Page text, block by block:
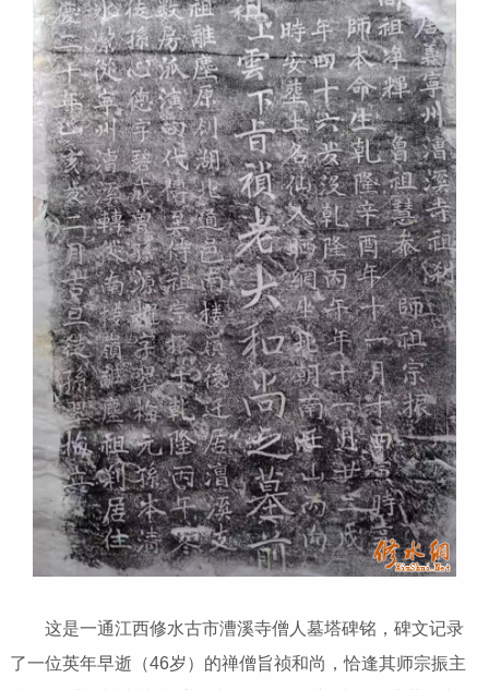
这是一通江西修水古市漕溪寺僧人墓塔碑铭，碑文记录
了一位英年早逝（46岁）的禅僧旨祯和尚，恰逢其师宗振主